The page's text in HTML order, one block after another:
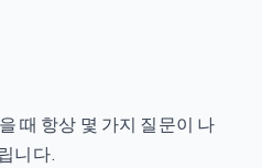
때 항상 몇 가지 질문이 나
니다.